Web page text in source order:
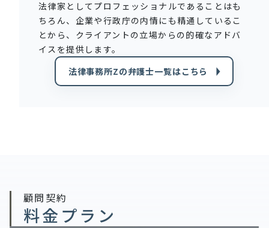
法律家としてプロフェッショナルであることはも
ちろん、企業や行政庁の内情にも精通しているこ
とから、クライアントの立場からの的確なアドバ
イスを提供します。
法律事務所Zの弁護士一覧はこちら
顧問契約
料金プラン